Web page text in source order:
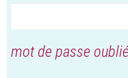
mot de passe